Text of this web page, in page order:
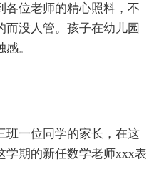
各位老师的精心照料，不
而没人管。孩子在幼儿园
。
班一位同学的家长，在这
学期的新任数学老师xxx表